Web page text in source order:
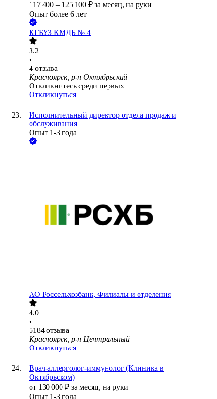
117 400 – 125 100 ₽ за месяц, на руки
Опыт более 6 лет
КГБУЗ КМДБ № 4
3.2
•
4 отзыва
Красноярск, р-н Октябрьский
Откликнитесь среди первых
Откликнуться
Исполнительный директор отдела продаж и
обслуживания
Опыт 1-3 года
АО Россельхозбанк, Филиалы и отделения
4.0
•
5184 отзыва
Красноярск, р-н Центральный
Откликнуться
Врач-аллерголог-иммунолог (Клиника в
Октябрьском)
от 130 000 ₽ за месяц, на руки
Опыт 1-3 года